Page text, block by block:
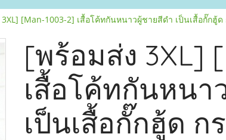
[Man-1003-2] เสื้อโค้ทกันหนาวผู้ชายสีดำ เป็นเสื้อกั๊กฮู้
[พร้อมส่ง 3XL]
เสื้อโค้ทกันหนา
เป็นเสื้อกั๊กฮู้ด ก